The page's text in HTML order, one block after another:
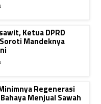
Ketua DPRD
Mandeknya
Regenerasi
Menjual Sawah